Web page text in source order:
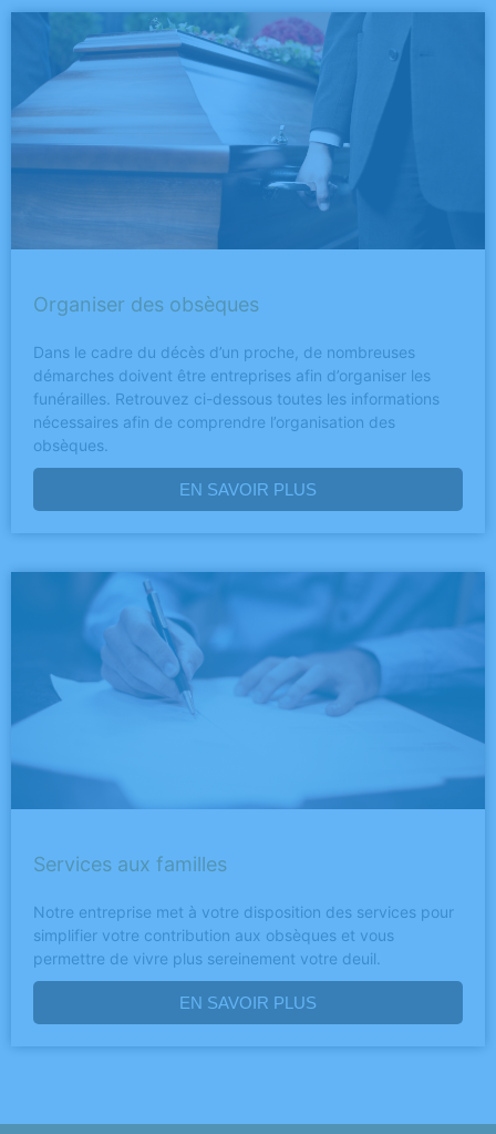
Organiser des obsèques
Dans le cadre du décès d’un proche, de nombreuses
démarches doivent être entreprises afin d’organiser les
funérailles. Retrouvez ci-dessous toutes les informations
nécessaires afin de comprendre l’organisation des
obsèques.
EN SAVOIR PLUS
Services aux familles
Notre entreprise met à votre disposition des services pour
simplifier votre contribution aux obsèques et vous
permettre de vivre plus sereinement votre deuil.
EN SAVOIR PLUS